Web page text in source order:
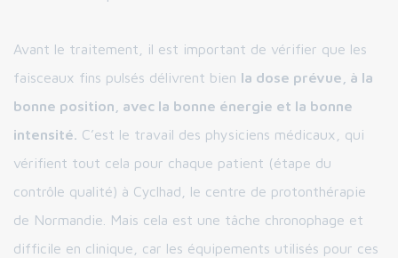
Avant le traitement, il est important de vérifier que les
faisceaux fins pulsés délivrent bien la dose prévue, à la
bonne position, avec la bonne énergie et la bonne
intensité. C’est le travail des physiciens médicaux, qui
vérifient tout cela pour chaque patient (étape du
contrôle qualité) à Cyclhad, le centre de protonthérapie
de Normandie. Mais cela est une tâche chronophage et
difficile en clinique, car les équipements utilisés pour ces